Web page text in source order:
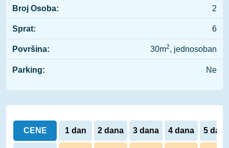
Broj Osoba: 2
Sprat: 6
Površina: 30m2, jednosoban
Parking: Ne
CENE 1 dan 2 dana 3 dana 4 dana 5 dana